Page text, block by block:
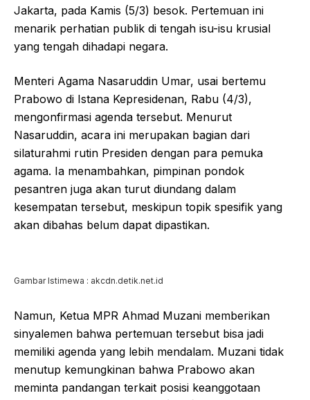
Jakarta, pada Kamis (5/3) besok. Pertemuan ini
menarik perhatian publik di tengah isu-isu krusial
yang tengah dihadapi negara.
Menteri Agama Nasaruddin Umar, usai bertemu
Prabowo di Istana Kepresidenan, Rabu (4/3),
mengonfirmasi agenda tersebut. Menurut
Nasaruddin, acara ini merupakan bagian dari
silaturahmi rutin Presiden dengan para pemuka
agama. Ia menambahkan, pimpinan pondok
pesantren juga akan turut diundang dalam
kesempatan tersebut, meskipun topik spesifik yang
akan dibahas belum dapat dipastikan.
Gambar Istimewa : akcdn.detik.net.id
Namun, Ketua MPR Ahmad Muzani memberikan
sinyalemen bahwa pertemuan tersebut bisa jadi
memiliki agenda yang lebih mendalam. Muzani tidak
menutup kemungkinan bahwa Prabowo akan
meminta pandangan terkait posisi keanggotaan